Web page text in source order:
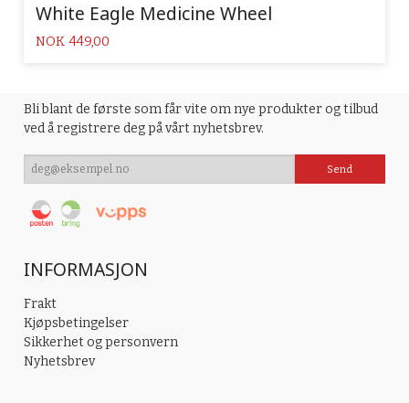
White Eagle Medicine Wheel
Pris
NOK 449,00
Bli blant de første som får vite om nye produkter og tilbud
ved å registrere deg på vårt nyhetsbrev.
INFORMASJON
Frakt
Kjøpsbetingelser
Sikkerhet og personvern
Nyhetsbrev